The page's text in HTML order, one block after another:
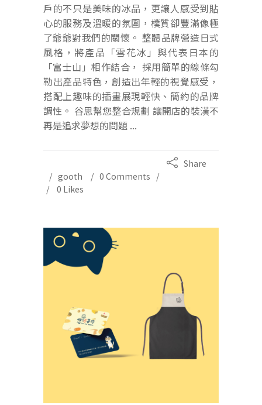
戶的不只是美味的冰品，更讓人感受到貼
心的服務及溫暖的氛圍，樸質卻豐滿像極
了爺爺對我們的關懷。 整體品牌營造日式
風格，將產品「雪花冰」與代表日本的
「富士山」相作結合， 採用簡單的線條勾
勒出產品特色，創造出年輕的視覺感受，
搭配上趣味的插畫展現輕快、簡約的品牌
調性。 谷思幫您整合規劃 讓開店的裝潢不
再是追求夢想的問題 ...
gooth 0 Comments
Share
0 Likes